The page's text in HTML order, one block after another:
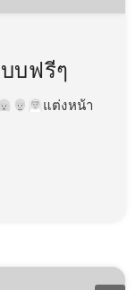
บฟรีๆ
แต่งหน้า